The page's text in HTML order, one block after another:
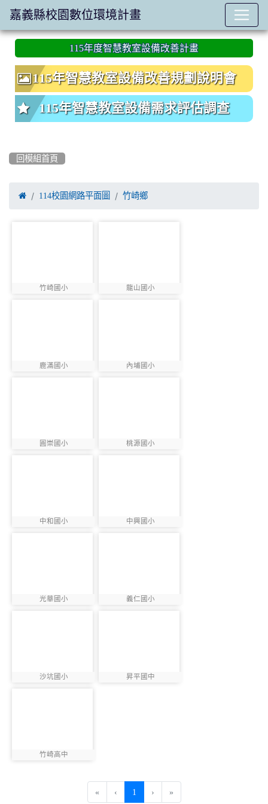
:::
115年度智慧教室設備改善計畫
115年智慧教室設備改善規劃說明會
115年智慧教室設備需求評估調查
回模組首頁
 114校園網路平面圖 竹崎鄉
竹崎國小
photo:876 龍山國小
photo:877
鹿滿國小
photo:878 內埔國小
photo:879
圓崇國小
photo:880 桃源國小
photo:881
中和國小
photo:882 中興國小
photo:883
光華國小
photo:884 義仁國小
photo:885
沙坑國小
photo:886 昇平國中
photo:924
竹崎高中
photo:923
« ‹ 1 (current)
› »
嘉義縣校園數位環境計畫